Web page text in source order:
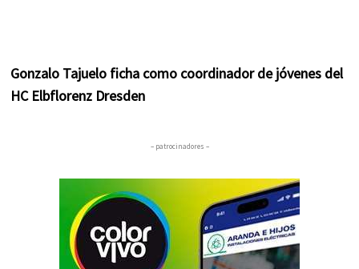
Gonzalo Tajuelo ficha como coordinador de jóvenes del
HC Elbflorenz Dresden
– patrocinadores –